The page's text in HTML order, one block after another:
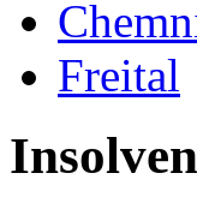
Freital